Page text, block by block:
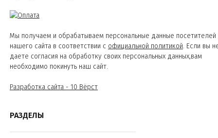
Мы получаем и обрабатываем персональные данные посетителей
нашего сайта в соответствии с официальной политикой. Если вы
даете согласия на обработку своих персональных данных,вам
необходимо покинуть наш сайт.
Разработка сайта - 10 Вёрст
РАЗДЕЛЫ